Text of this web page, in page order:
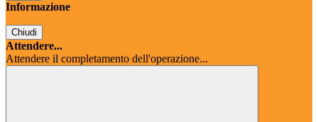
Informazione
Chiudi
Attendere...
Attendere il completamento dell'operazione...